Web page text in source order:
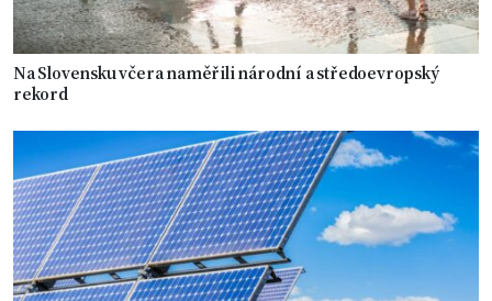
Na Slovensku včera naměřili národní a středoevropský
rekord